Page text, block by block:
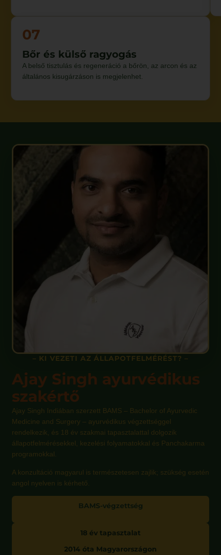
07
Bőr és külső ragyogás
A belső tisztulás és regeneráció a bőrön, az arcon és az
általános kisugárzáson is megjelenhet.
– KI VEZETI AZ ÁLLAPOTFELMÉRÉST? –
Ajay Singh ayurvédikus
szakértő
Ajay Singh Indiában szerzett BAMS – Bachelor of Ayurvedic
Medicine and Surgery – ayurvédikus végzettséggel
rendelkezik, és 18 év szakmai tapasztalattal dolgozik
állapotfelmérésekkel, kezelési folyamatokkal és Panchakarma
programokkal.
A konzultáció magyarul is természetesen zajlik; szükség esetén
angol nyelven is kérhető.
BAMS-végzettség
18 év tapasztalat
2014 óta Magyarországon